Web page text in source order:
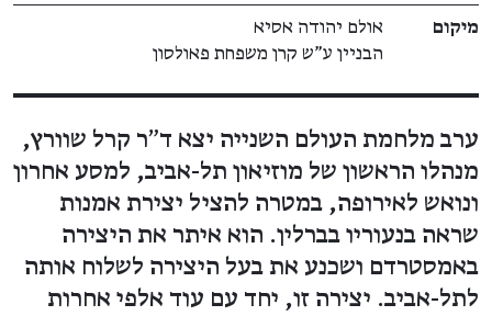
מיקום
אולם יהודה אסיא
הבניין ע"ש קרן משפחת פאולסון
ערב מלחמת העולם השנייה יצא ד"ר קרל שוורץ,
מנהלו הראשון של מוזיאון תל-אביב, למסע אחרון
ונואש לאירופה, במטרה להציל יצירת אמנות
שראה בנעוריו בברלין. הוא איתר את היצירה
באמסטרדם ושכנע את בעל היצירה לשלוח אותה
לתל-אביב. יצירה זו, יחד עם עוד אלפי אחרות